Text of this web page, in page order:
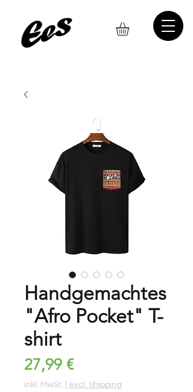
Handgemachtes
"Afro Pocket" T-
shirt
27,99 €Preis
inkl. MwSt. excl. Shipping